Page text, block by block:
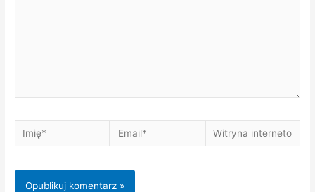
Imię* Email*
Witryna
internetowa